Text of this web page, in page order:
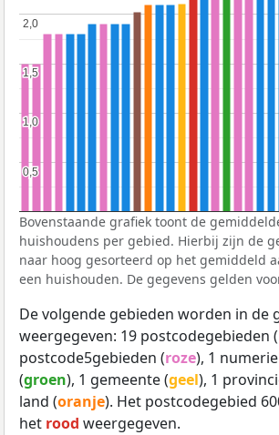
0,5
0,5
1,0
1,0
1,5
1,5
2,0
2,0
Bovenstaande grafiek toont de
huishoudens per gebied. Hierbij zijn de
naar hoog gesorteerd op het gemiddeld
een huishouden. De gegevens gelden
De volgende gebieden worden in de
weergegeven: 19 postcodegebieden (
postcode5gebieden (roze), 1
(groen), 1 gemeente (geel), 1
land (oranje). Het postcodegebied
het rood weergegeven.